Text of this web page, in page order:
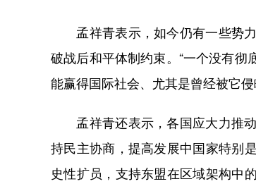
孟祥青表示，如今仍有一些势力
破战后和平体制约束。“一个没有彻
能赢得国际社会、尤其是曾经被它
孟祥青还表示，各国应大力推动
持民主协商，提高发展中国家特别
史性扩员，支持东盟在区域架构中